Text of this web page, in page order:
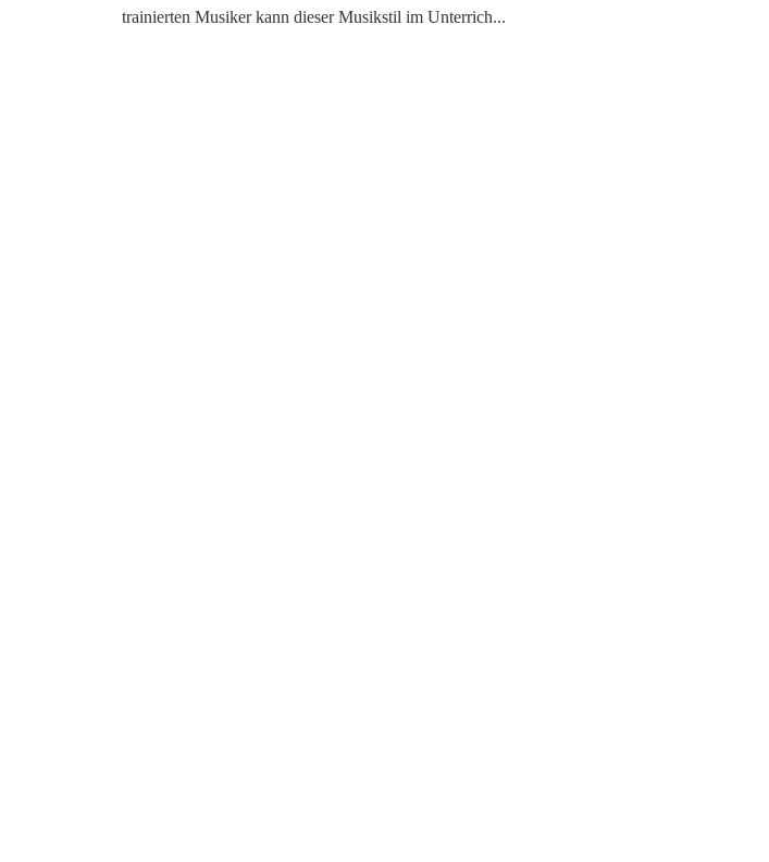
trainierten Musiker kann dieser Musikstil im Unterrich...